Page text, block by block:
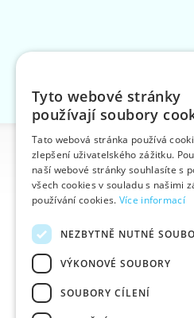
Informace
Úvodní strana
Kontakt
Mapa stránek
Obchodní podmínky e-
zákazníky z České
Nápověda
Ke stažení
Tyto webové stránky
používají soubory
Tato webová stránka používá
zlepšení uživatelského zážitku.
naší webové stránky souhlasíte s
všech cookies v souladu s našimi
používání cookies. Více informací
NEZBYTNĚ NUTNÉ
VÝKONOVÉ SOUBORY
SOUBORY CÍLENÍ